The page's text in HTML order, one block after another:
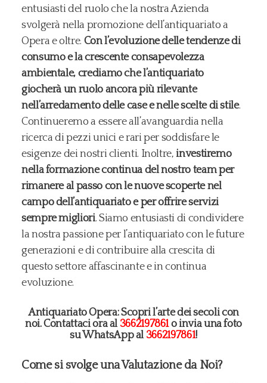
entusiasti del ruolo che la nostra Azienda
svolgerà nella promozione dell’antiquariato a
Opera e oltre. Con l’evoluzione delle tendenze di
consumo e la crescente consapevolezza
ambientale, crediamo che l’antiquariato
giocherà un ruolo ancora più rilevante
nell’arredamento delle case e nelle scelte di stile.
Continueremo a essere all’avanguardia nella
ricerca di pezzi unici e rari per soddisfare le
esigenze dei nostri clienti. Inoltre,investiremo
nella formazione continua del nostro team per
rimanere al passo con le nuove scoperte nel
campo dell’antiquariato e per offrire servizi
sempre migliori. Siamo entusiasti di condividere
la nostra passione per l’antiquariato con le future
generazioni e di contribuire alla crescita di
questo settore affascinante e in continua
evoluzione.
Antiquariato Opera: Scopri l’arte dei secoli con
noi. Contattaci ora al 3662197861o invia una foto
su WhatsApp al 3662197861!
Come si svolge una Valutazione da Noi?